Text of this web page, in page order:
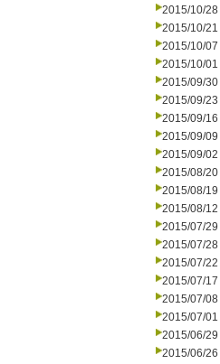
2015/10/28
2015/10/21
2015/10/07
2015/10/01
2015/09/30
2015/09/23
2015/09/16
2015/09/09
2015/09/02
2015/08/20
2015/08/19
2015/08/12
2015/07/29
2015/07/28
2015/07/22
2015/07/17
2015/07/08
2015/07/01
2015/06/29
2015/06/26